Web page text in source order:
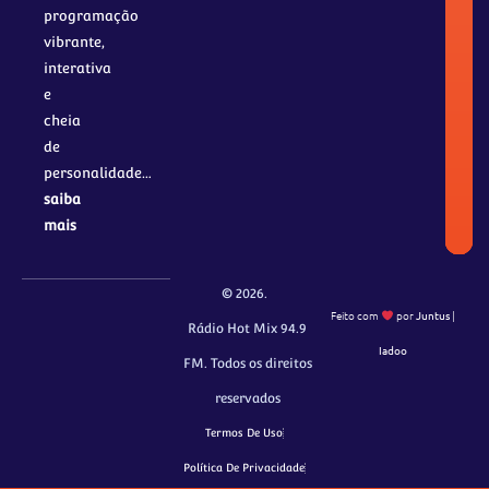
programação
vibrante,
interativa
e
cheia
de
personalidade…
saiba
mais
© 2026.
Rádio Hot Mix 94.9
FM. Todos os direitos
reservados
Termos De Uso
Política De Privacidade
Feito com porJuntus|
Iadoo